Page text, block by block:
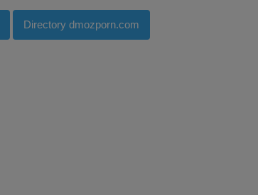
Directory dmozporn.com